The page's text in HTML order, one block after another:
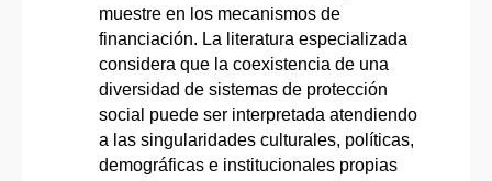
muestre en los mecanismos de
financiación. La literatura especializada
considera que la coexistencia de una
diversidad de sistemas de protección
social puede ser interpretada atendiendo
a las singularidades culturales, políticas,
demográficas e institucionales propias